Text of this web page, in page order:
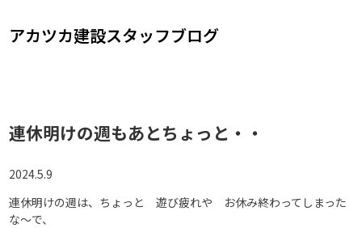
アカツカ建設スタッフブログ
連休明けの週もあとちょっと・・
2024.5.9
連休明けの週は、ちょっと 遊び疲れや お休み終わってしまった
な～で、